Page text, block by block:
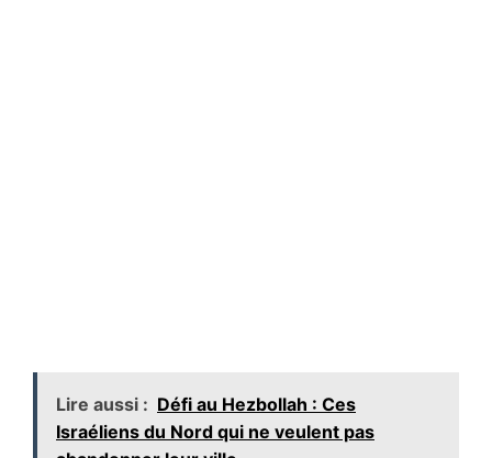
Lire aussi : Défi au Hezbollah : Ces
Israéliens du Nord qui ne veulent pas